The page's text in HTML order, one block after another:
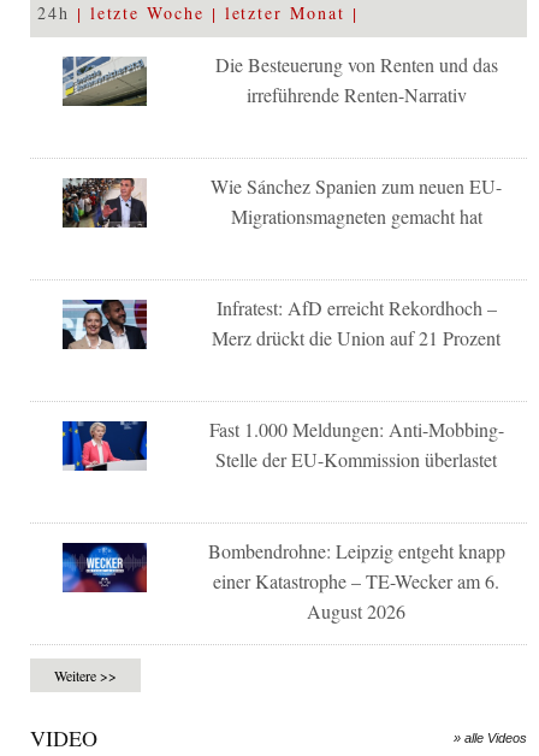
24h letzte Woche letzter Monat
Die Besteuerung von Renten und das
irreführende Renten-Narrativ
Wie Sánchez Spanien zum neuen EU-
Migrationsmagneten gemacht hat
Infratest: AfD erreicht Rekordhoch –
Merz drückt die Union auf 21 Prozent
Fast 1.000 Meldungen: Anti-Mobbing-
Stelle der EU-Kommission überlastet
Bombendrohne: Leipzig entgeht knapp
einer Katastrophe – TE-Wecker am 6.
August 2026
Weitere >>
VIDEO » alle Videos